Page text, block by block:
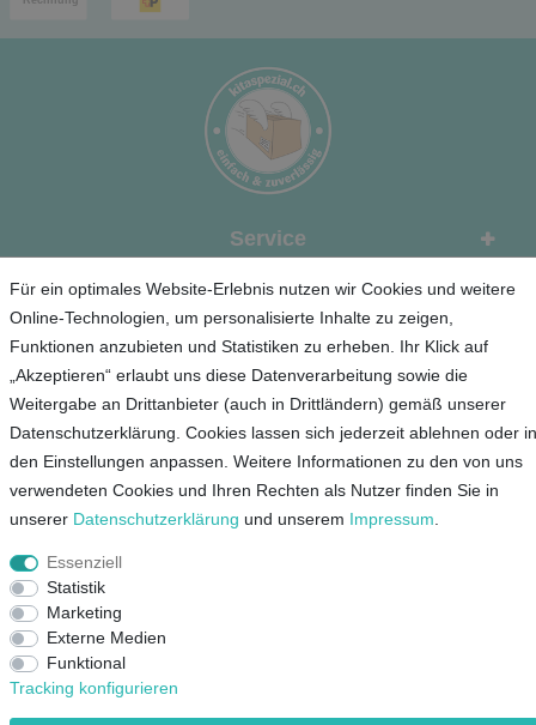
Für ein optimales Website-Erlebnis nutzen wir Cookies und weitere
Online-Technologien, um personalisierte Inhalte zu zeigen,
Funktionen anzubieten und Statistiken zu erheben. Ihr Klick auf
„Akzeptieren“ erlaubt uns diese Datenverarbeitung sowie die
Weitergabe an Drittanbieter (auch in Drittländern) gemäß unserer
Datenschutzerklärung. Cookies lassen sich jederzeit ablehnen oder in
den Einstellungen anpassen. Weitere Informationen zu den von uns
verwendeten Cookies und Ihren Rechten als Nutzer finden Sie in
unserer Daten­schutz­erklärung und unserem Impressum
Essenziell
Statistik
Marketing
Externe Medien
Funktional
Tracking konfigurieren
Service
Unternehmen
AGB
Datenschutz
Impressum
Mein Konto
© Copyright 2026 Lieblingsshop GmbH | Alle Rechte vorbehalten.